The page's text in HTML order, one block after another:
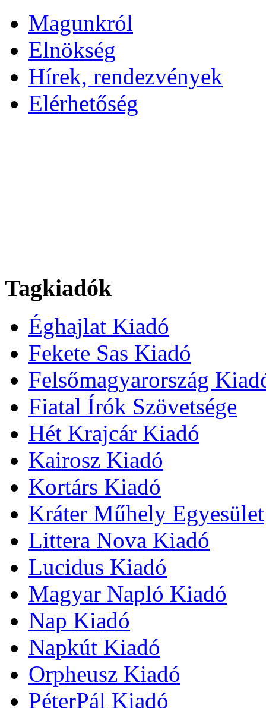
Magunkról
Elnökség
Hírek, rendezvények
Elérhetőség
Tagkiadók
Éghajlat Kiadó
Fekete Sas Kiadó
Felsőmagyarország
Fiatal Írók Szövetsége
Hét Krajcár Kiadó
Kairosz Kiadó
Kortárs Kiadó
Kráter Műhely Egyesület
Littera Nova Kiadó
Lucidus Kiadó
Magyar Napló Kiadó
Nap Kiadó
Napkút Kiadó
Orpheusz Kiadó
PéterPál Kiadó